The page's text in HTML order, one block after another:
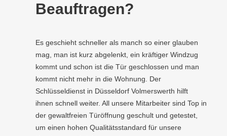
Beauftragen?
Es geschieht schneller als manch so einer glauben
mag, man ist kurz abgelenkt, ein kräftiger Windzug
kommt und schon ist die Tür geschlossen und man
kommt nicht mehr in die Wohnung. Der
Schlüsseldienst in Düsseldorf Volmerswerth hilft
ihnen schnell weiter. All unsere Mitarbeiter sind Top in
der gewaltfreien Türöffnung geschult und getestet,
um einen hohen Qualitätsstandard für unsere